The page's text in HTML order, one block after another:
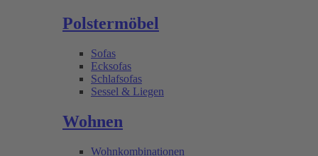
Polstermöbel
Sofas
Ecksofas
Schlafsofas
Sessel & Liegen
Wohnen
Wohnkombinationen